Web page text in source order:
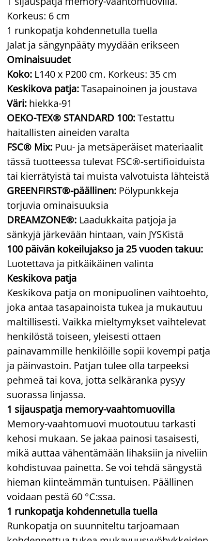
Korkeus: 6 cm
1 runkopatja kohdennetulla tuella
Jalat ja sängynpääty myydään erikseen
Ominaisuudet
Koko: L140 x P200 cm. Korkeus: 35 cm
Keskikova patja:Tasapainoinen ja joustava
Väri: hiekka-91
OEKO-TEX® STANDARD 100:Testattu
haitallisten aineiden varalta
FSC® Mix: Puu- ja metsäperäiset materiaalit
tässä tuotteessa tulevat FSC®-sertifioiduista
tai kierrätyistä tai muista valvotuista lähteistä
GREENFIRST®-päällinen: Pölypunkkeja
torjuvia ominaisuuksia
DREAMZONE®: Laadukkaita patjoja ja
sänkyjä järkevään hintaan, vain JYSKistä
100 päivän kokeilujakso ja 25 vuoden takuu:
Luotettava ja pitkäikäinen valinta
Keskikova patja
Keskikova patja on monipuolinen vaihtoehto,
joka antaa tasapainoista tukea ja mukautuu
maltillisesti. Vaikka mieltymykset vaihtelevat
henkilöstä toiseen, yleisesti ottaen
painavammille henkilöille sopii kovempi patja
ja päinvastoin. Patjan tulee olla tarpeeksi
pehmeä tai kova, jotta selkäranka pysyy
suorassa linjassa.
1 sijauspatja memory-vaahtomuovilla
Memory-vaahtomuovi muotoutuu tarkasti
kehosi mukaan. Se jakaa painosi tasaisesti,
mikä auttaa vähentämään lihaksiin ja niveliin
kohdistuvaa painetta. Se voi tehdä sängystä
hieman kiinteämmän tuntuisen. Päällinen
voidaan pestä 60 °C:ssa.
1 runkopatja kohdennetulla tuella
Runkopatja on suunniteltu tarjoamaan